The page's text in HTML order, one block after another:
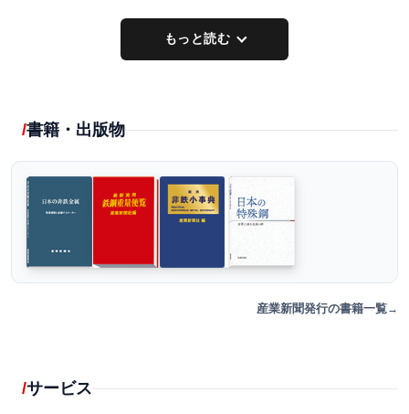
もっと読む
書籍・出版物
産業新聞発行の書籍一覧
サービス